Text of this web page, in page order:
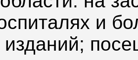
и